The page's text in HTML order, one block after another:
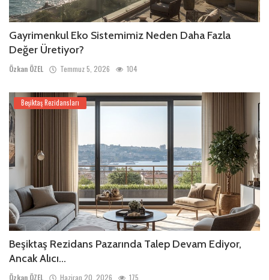
Gayrimenkul Eko Sistemimiz Neden Daha Fazla
Değer Üretiyor?
Özkan ÖZEL Temmuz 5, 2026 104
Beşiktaş Rezidansları
Beşiktaş Rezidans Pazarında Talep Devam Ediyor,
Ancak Alıcı...
Özkan ÖZEL Haziran 20, 2026 175